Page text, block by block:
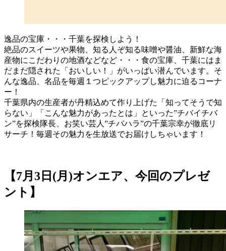
逸品の宝庫・・・千葉を探検しよう！
絶品のスイーツや果物、知る人ぞ知る味噌や醤油、新鮮な海
産物にこだわりの地酒などなど・・・食の宝庫、千葉にはま
だまだ隠された「おいしい！」がいっぱい潜んでいます。そ
んな逸品、名品を毎週１つピックアップし魅力に迫るコーナ
ー！
千葉県内の生産者が丹精込めて作り上げた「知ってそうで知
らない」「こんな魅力があったとは」といった”チバイチバ
ン”を探検隊長、お笑い芸人”チバハラ”の千葉宗幸が徹底リ
サーチ！毎週その魅力を生放送でお届けしちゃいます！
【7月3日(月)オンエア、今回のプレゼ
ント】